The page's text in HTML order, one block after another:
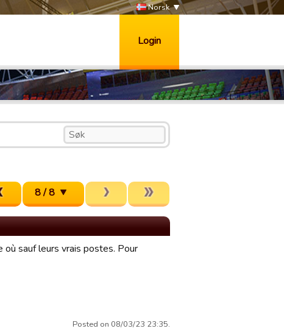
Norsk
Login
8 / 8
sauf leurs vrais postes. Pour
Posted on 08/03/23 23:35.